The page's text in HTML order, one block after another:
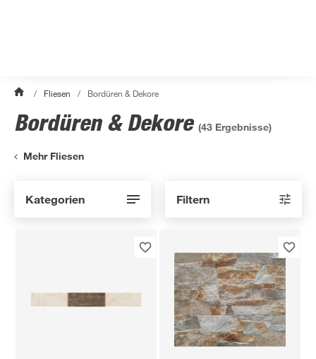
/ Fliesen / Bordüren & Dekore
Bordüren & Dekore (43 Ergebnisse)
Mehr Fliesen
Kategorien Filtern